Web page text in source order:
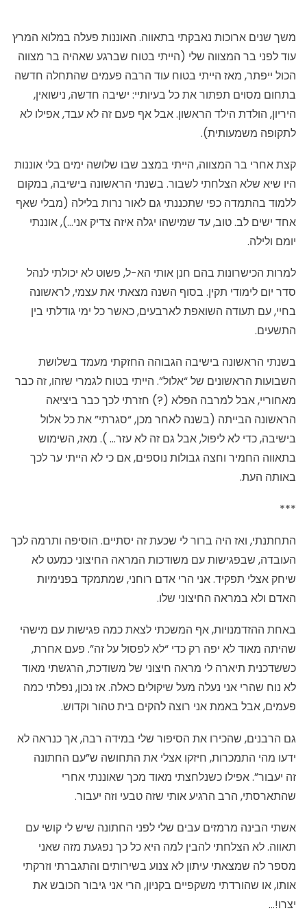
משך שנים ארוכות נאבקתי בתאווה. האוננות פעלה במלוא המרץ
עוד לפני בר המצווה שלי (הייתי בטוח שברגע שאהיה בר מצווה
הכול ייפתר, מאז הייתי בטוח עוד הרבה פעמים שהתחלה חדשה
בתחום מסוים תפתור את כל בעיותיי: ישיבה חדשה, נישואין,
היריון, הולדת הילד הראשון. אבל אף פעם זה לא עבד, אפילו לא
לתקופה משמעותית).
קצת אחרי בר המצווה, הייתי במצב שבו שלושה ימים בלי אוננות
היו שיא שלא הצלחתי לשבור. בשנתי הראשונה בישיבה, במקום
ללמוד בהתמדה כפי שתכננתי גם לאור נרות בלילה (מבלי שאף
אחד ישים לב. טוב, עד שמישהו יגלה איזה צדיק אני…), אוננתי
יומם ולילה.
למרות הכישרונות בהם חנן אותי הא-ל, פשוט לא יכולתי לנהל
סדר יום לימודי תקין. בסוף השנה מצאתי את עצמי, לראשונה
בחיי, עם תעודה השואפת לארבעים, כאשר כל ימי גודלתי בין
התשעים.
בשנתי הראשונה בישיבה הגבוהה החזקתי מעמד בשלושת
השבועות הראשונים של “אלול”. הייתי בטוח לגמרי שזהו, זה כבר
מאחוריי, אבל למרבה הפלא (?) חזרתי לכך כבר ביציאה
הראשונה הבייתה (בשנה לאחר מכן, “סגרתי” את כל אלול
בישיבה, כדי לא ליפול, אבל גם זה לא עזר… ). מאז, השימוש
בתאווה החמיר וחצה גבולות נוספים, אם כי לא הייתי ער לכך
באותה העת.
***
התחתנתי, ואז היה ברור לי שכעת זה יסתיים. הוסיפה ותרמה לכך
העובדה, שבפגישות עם משודכות המראה החיצוני כמעט לא
שיחק אצלי תפקיד. אני הרי אדם רוחני, שמתמקד בפנימיות
האדם ולא במראה החיצוני שלו.
באחת ההזדמנויות, אף המשכתי לצאת כמה פגישות עם מישהי
שהיתה מאוד לא יפה רק כדי “לא לפסול על זה”. פעם אחרת,
כששדכנית תיארה לי מראה חיצוני של משודכת, הרגשתי מאוד
לא נוח שהרי אני נעלה מעל שיקולים כאלה. אז נכון, נפלתי כמה
פעמים, אבל באמת אני רוצה להקים בית טהור וקדוש.
גם הרבנים, שהכירו את הסיפור שלי במידה רבה, אך כנראה לא
ידעו מהי התמכרות, חיזקו אצלי את התחושה ש”עם החתונה
זה יעבור”. אפילו כשנלחצתי מאוד מכך שאוננתי אחרי
שהתארסתי, הרב הרגיע אותי שזה טבעי וזה יעבור.
אשתי הבינה מרמזים עבים שלי לפני החתונה שיש לי קושי עם
תאווה. לא הצלחתי להבין למה היא כל כך נפגעת מזה שאני
מספר לה שמצאתי עיתון לא צנוע בשירותים והתגברתי וזרקתי
אותו, או שהורדתי משקפיים בקניון, הרי אני גיבור הכובש את
יצרו!…